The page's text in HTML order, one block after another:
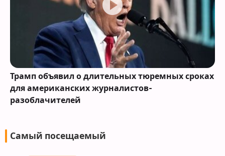
Трамп объявил о длительных тюремных сроках
для американских журналистов-
разоблачителей
Самый посещаемый